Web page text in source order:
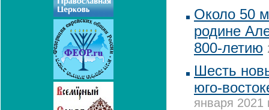
Около 50
родине
800-летию
Шесть
юго-
января 2021